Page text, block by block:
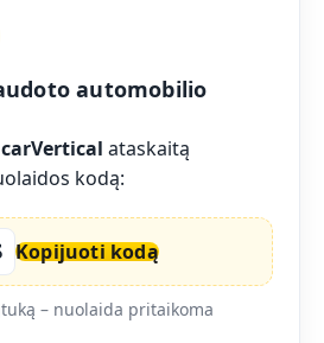
automobilio
carVertical ataskaitą
kodą:
Kopijuoti kodą
– nuolaida pritaikoma